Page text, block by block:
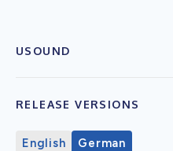
USOUND
RELEASE VERSIONS
English German